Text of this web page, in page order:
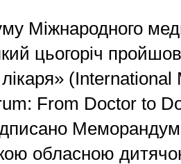
Міжнародного
цьогоріч
лікаря» (International
From Doctor to
обласною